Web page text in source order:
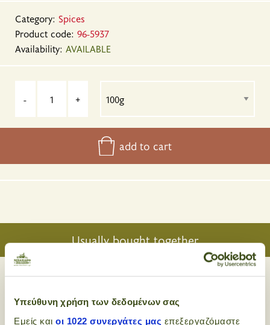
Υπεύθυνη χρήση των δεδομένων σας
Εμείς και οι 1022 συνεργάτες μας επεξεργαζόμαστε
Category: Spices
Product code: 96-5937
Availability: AVAILABLE
- +
add to cart
Usually bought together
Properties: slimming
Good blood circulation